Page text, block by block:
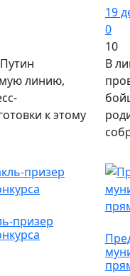
линию,
к этому
19
0
10
В
призер